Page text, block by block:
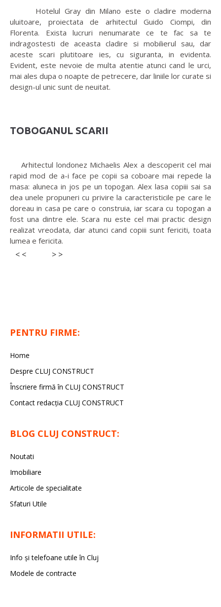
Hotelul Gray din Milano este o cladire moderna
uluitoare, proiectata de arhitectul Guido Ciompi, din
Florenta. Exista lucruri nenumarate ce te fac sa te
indragostesti de aceasta cladire si mobilierul sau, dar
aceste scari plutitoare ies, cu siguranta, in evidenta.
Evident, este nevoie de multa atentie atunci cand le urci,
mai ales dupa o noapte de petrecere, dar liniile lor curate si
design-ul unic sunt de neuitat.
TOBOGANUL SCARII
Arhitectul londonez Michaelis Alex a descoperit cel mai
rapid mod de a-i face pe copii sa coboare mai repede la
masa: aluneca in jos pe un topogan. Alex lasa copiii sai sa
dea unele propuneri cu privire la caracteristicile pe care le
doreau in casa pe care o construia, iar scara cu topogan a
fost una dintre ele. Scara nu este cel mai practic design
realizat vreodata, dar atunci cand copiii sunt fericiti, toata
lumea e fericita.
< < > >
PENTRU FIRME:
Home
Despre CLUJ CONSTRUCT
Înscriere firmă în CLUJ CONSTRUCT
Contact redacția CLUJ CONSTRUCT
BLOG CLUJ CONSTRUCT:
Noutati
Imobiliare
Articole de specialitate
Sfaturi Utile
INFORMATII UTILE:
Info și telefoane utile în Cluj
Modele de contracte